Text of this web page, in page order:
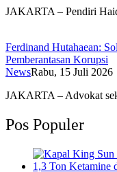
JAKARTA – Pendiri
Ferdinand Hutahaean:
Pemberantasan Korupsi
NewsRabu, 15 Juli 2026
JAKARTA – Advokat
Pos Populer